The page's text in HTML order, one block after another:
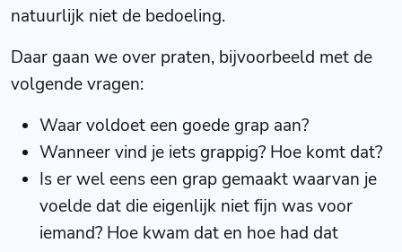
natuurlijk niet de bedoeling.
Daar gaan we over praten, bijvoorbeeld met de
volgende vragen:
Waar voldoet een goede grap aan?
Wanneer vind je iets grappig? Hoe komt dat?
Is er wel eens een grap gemaakt waarvan je
voelde dat die eigenlijk niet fijn was voor
iemand? Hoe kwam dat en hoe had dat